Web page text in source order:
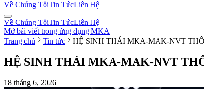
Về Chúng TôiTin TứcLiên Hệ
Về Chúng TôiTin TứcLiên Hệ
Mở bài viết trong ứng dụng MKA
Trang chủ
Tin tức HỆ SINH THÁI MKA-MAK-NVT
HỆ SINH THÁI MKA-MAK-NVT
18 tháng 6, 2026